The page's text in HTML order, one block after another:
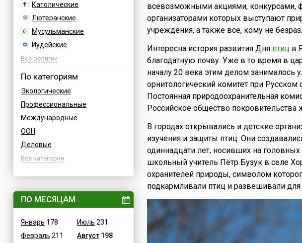
Босния
Бразилия
Великобритания
Венгрия
Вьетнам
Германия
Греция
Египет
Израиль
Индия
Католические
Лютеранские
Мусульманские
Иудейские
Буддийские
Все религии
По категориям
Экологические
Профессиональные
Международные
ООН
Деловые
Дни воинской славы России
ВОВ
Гастрономические
Детские
Все категории
ПО МЕСЯЦАМ
Январь 178
Февраль 211
Июль 231
Август198
всевозможными акциями, конкурсами,
организаторами которых выступают
учреждения, а также все, кому не
Интересна история развития Дня птицв
благодатную почву. Уже в то время в
началу 20 века этим делом занималось
орнитологический комитет при
Постоянная природоохранительная
Российское общество
В городах открывались и детские
изучения и защиты птиц. Они
одиннадцати лет, носивших на
школьный учитель Пётр Бузук в селе
охранителей природы, символом
подкармливали птиц и развешивали для